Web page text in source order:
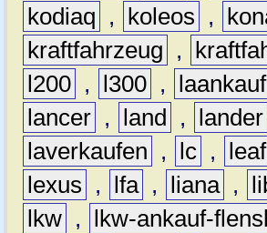
kodiaq
, koleos ,
kraftfahrzeug
,
l200 , l300 , laankauf
lancer , land , lander
laverkaufen
, lc , leaf
lexus
, lfa , liana ,
lkw , lkw-ankauf-